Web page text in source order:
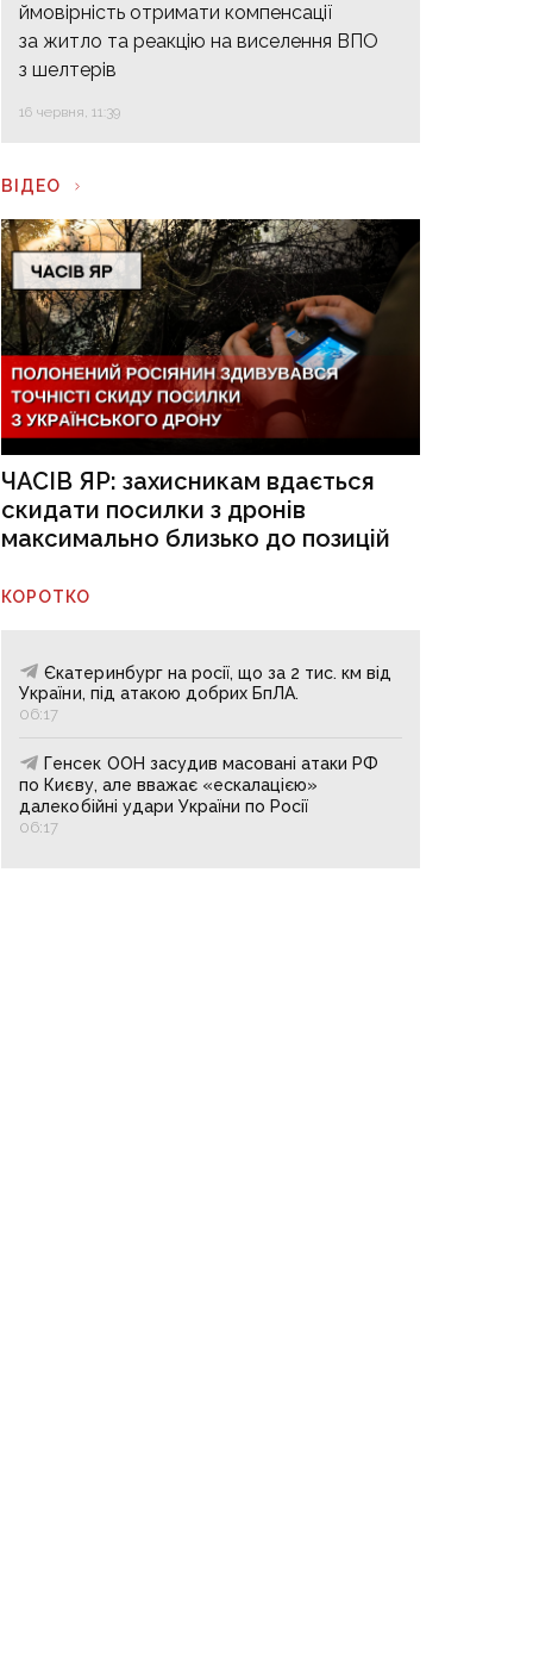
ймовірність отримати компенсації
за житло та реакцію на виселення ВПО
з шелтерів
16 червня, 11:39
ВІДЕО
ЧАСІВ ЯР: захисникам вдається
скидати посилки з дронів
максимально близько до позицій
КОРОТКО
Єкатеринбург на росії, що за 2 тис. км від
України, під атакою добрих БпЛА.
06:17
Генсек ООН засудив масовані атаки РФ
по Києву, але вважає «ескалацією»
далекобійні удари України по Росії
06:17